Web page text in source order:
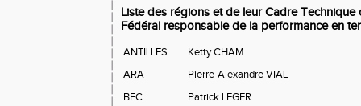
Liste des régions et de leur Cadre Technique
Fédéral responsablede la performance en
ANTILLES
Ketty CHAM
ARA
Pierre-Alexandre VIAL
BFC
Patrick LEGER